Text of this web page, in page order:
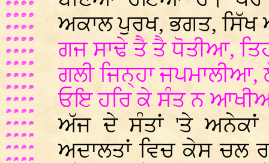
ਅਕਾਲ ਪੁਰਖ, ਭਗਤ, ਸਿੱਖ
ਗਜ ਸਾਢੇ ਤੈ ਤੈ ਧੋਤੀਆ,
ਗਲੀ ਜਿਨ੍ਹਾ ਜਪਮਾਲੀਆ,
ਓਇ ਹਰਿ ਕੇ ਸੰਤ ਨ
ਅੱਜ ਦੇ ਸੰਤਾਂ 'ਤੇ
ਅਦਾਲਤਾਂ ਵਿਚ ਕੇਸ ਚਲ